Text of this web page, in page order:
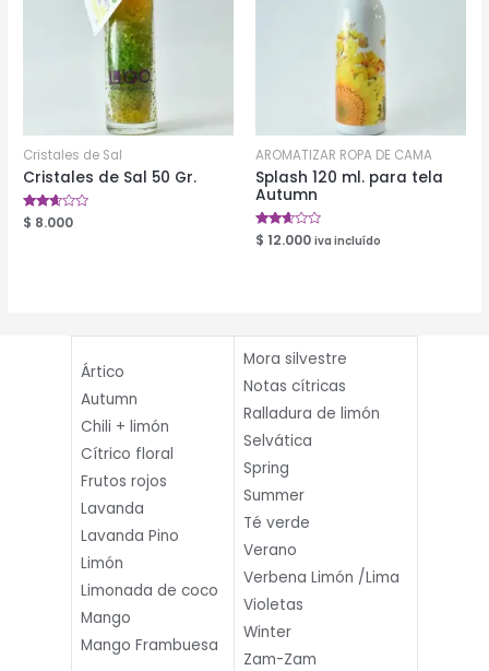
Cristales de Sal
Cristales de Sal 50 Gr.
Valorado
en
$ 8.000
AROMATIZAR ROPA DE CAMA
Splash 120 ml. para tela
Autumn
Valorado
en
$ 12.000 iva incluído
Ártico
Autumn
Chili + limón
Cítrico floral
Frutos rojos
Lavanda
Lavanda Pino
Limón
Limonada de coco
Mango
Mango Frambuesa
Mora silvestre
Notas cítricas
Ralladura de limón
Selvática
Spring
Summer
Té verde
Verano
Verbena Limón /Lima
Violetas
Winter
Zam-Zam